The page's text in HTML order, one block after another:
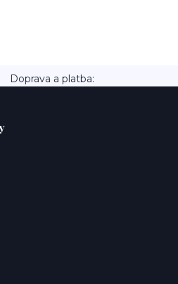
platba: